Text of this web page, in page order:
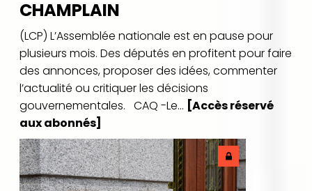
CHAMPLAIN
(LCP) L’Assemblée nationale est en pause pour
plusieurs mois. Des députés en profitent pour faire
des annonces, proposer des idées, commenter
l’actualité ou critiquer les décisions
gouvernementales. CAQ -Le... [Accès réservé
aux abonnés]